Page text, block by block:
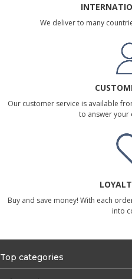
We deliver to many
Our customer service is available
to answer your
Buy and save money! With each
into
Top categories